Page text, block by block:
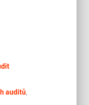
auditů,